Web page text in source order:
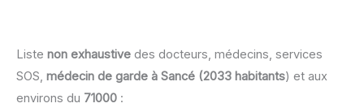
Liste non exhaustive des docteurs, médecins, services
SOS, médecin de garde à Sancé (2033 habitants) et aux
environs du 71000 :